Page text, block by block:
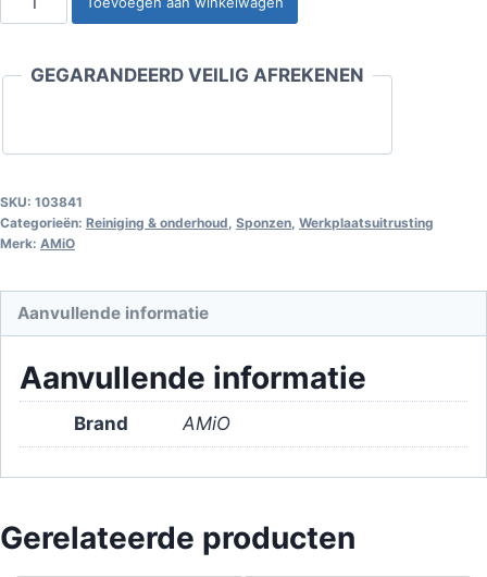
vast
pakkenGEGARANDEERD VEILIG AFREKENEN
SKU: 103841
Categorieën: Reiniging & onderhoud, Sponzen, Werkplaatsuitrusting
Merk: AMiO
Aanvullende informatie
Aanvullende informatie
Brand AMiO
Gerelateerde producten